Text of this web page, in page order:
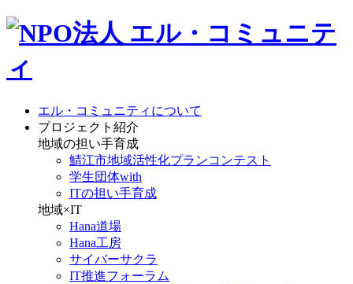
エル・コミュニティについて
プロジェクト紹介
地域の担い手育成
鯖江市地域活性化プランコンテスト
学生団体with
ITの担い手育成
地域×IT
Hana道場
Hana工房
サイバーサクラ
IT推進フォーラム